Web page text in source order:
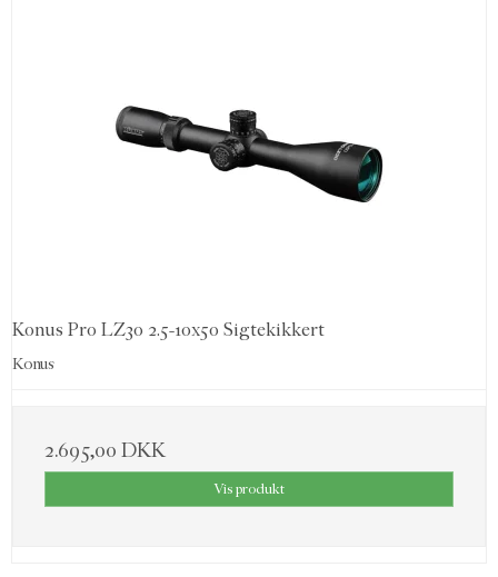
Konus Pro LZ30 2.5-10x50 Sigtekikkert
Konus
2.695,00 DKK
Vis produkt